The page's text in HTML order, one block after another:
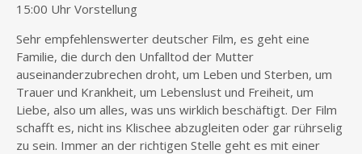
15:00 Uhr Vorstellung
Sehr empfehlenswerter deutscher Film, es geht eine
Familie, die durch den Unfalltod der Mutter
auseinanderzubrechen droht, um Leben und Sterben, um
Trauer und Krankheit, um Lebenslust und Freiheit, um
Liebe, also um alles, was uns wirklich beschäftigt. Der Film
schafft es, nicht ins Klischee abzugleiten oder gar rührselig
zu sein. Immer an der richtigen Stelle geht es mit einer